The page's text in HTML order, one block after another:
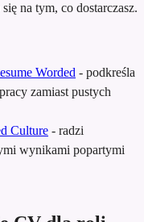
na tym, co dostarczasz.
Worded - podkreśla
zamiast pustych
Culture - radzi
wynikami popartymi